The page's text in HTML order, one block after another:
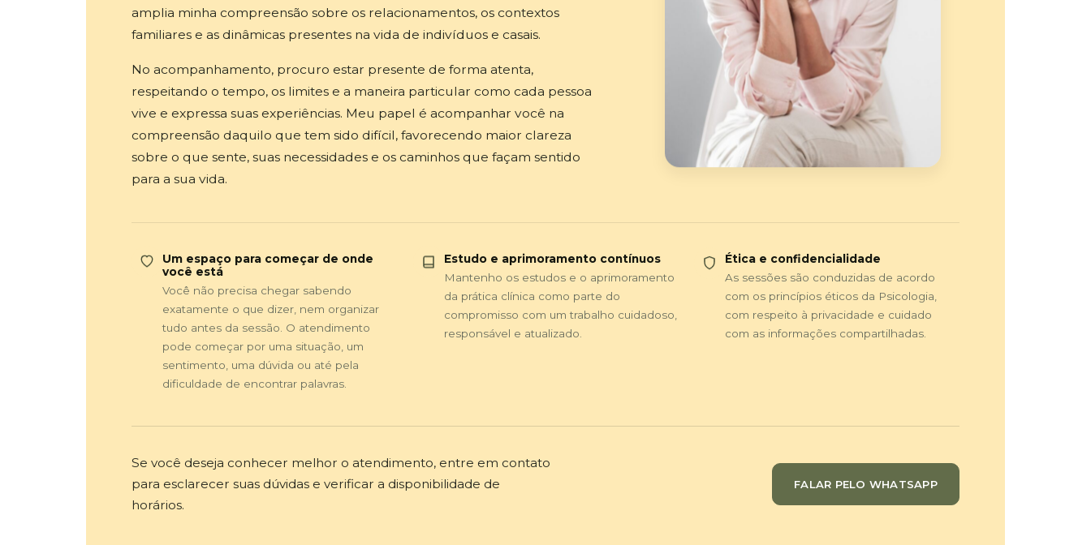
amplia minha compreensão sobre os relacionamentos, os contextos
familiares e as dinâmicas presentes na vida de indivíduos e casais.
No acompanhamento, procuro estar presente de forma atenta,
respeitando o tempo, os limites e a maneira particular como cada pessoa
vive e expressa suas experiências. Meu papel é acompanhar você na
compreensão daquilo que tem sido difícil, favorecendo maior clareza
sobre o que sente, suas necessidades e os caminhos que façam sentido
para a sua vida.
Um espaço para começar de onde
você está
Você não precisa chegar sabendo
exatamente o que dizer, nem organizar
tudo antes da sessão. O atendimento
pode começar por uma situação, um
sentimento, uma dúvida ou até pela
dificuldade de encontrar palavras.
Estudo e aprimoramento contínuos
Mantenho os estudos e o aprimoramento
da prática clínica como parte do
compromisso com um trabalho cuidadoso,
responsável e atualizado.
Ética e confidencialidade
As sessões são conduzidas de acordo
com os princípios éticos da Psicologia,
com respeito à privacidade e cuidado
com as informações compartilhadas.
Se você deseja conhecer melhor o atendimento, entre em contato
para esclarecer suas dúvidas e verificar a disponibilidade de
horários.
FALAR PELO WHATSAPP